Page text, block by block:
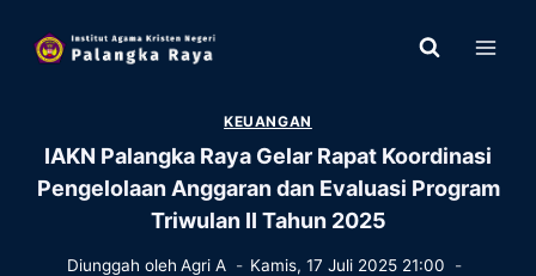
KEUANGAN
IAKN Palangka Raya Gelar Rapat Koordinasi
Pengelolaan Anggaran dan Evaluasi Program
Triwulan II Tahun 2025
Diunggah oleh Agri A
Kamis, 17 Juli 2025 21:00